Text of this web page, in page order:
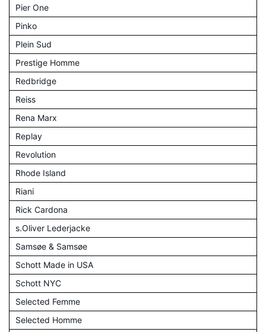
Pier One
Pinko
Plein Sud
Prestige Homme
Redbridge
Reiss
Rena Marx
Replay
Revolution
Rhode Island
Riani
Rick Cardona
s.Oliver Lederjacke
Samsøe & Samsøe
Schott Made in USA
Schott NYC
Selected Femme
Selected Homme